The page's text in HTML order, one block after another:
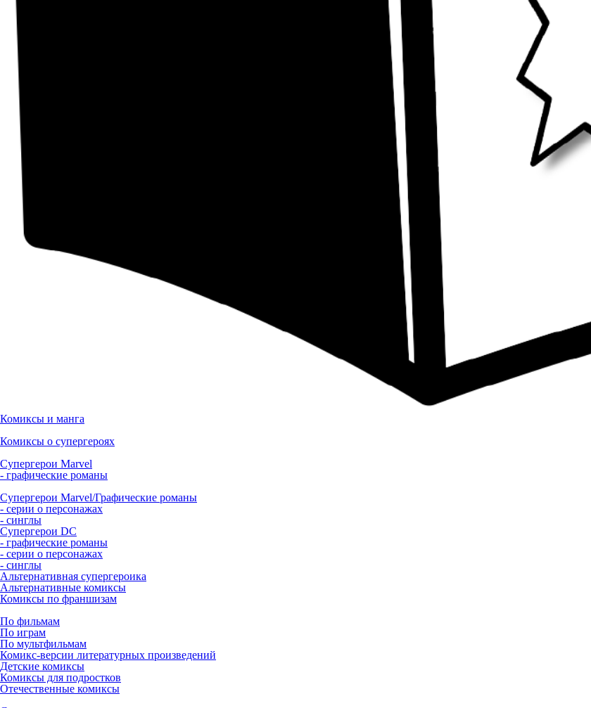
Комиксы и манга
Комиксы о супергероях
Супергерои Marvel
- графические романы
Супергерои Marvel/Графические романы
- серии о персонажах
- синглы
Супергерои DC
- графические романы
- серии о персонажах
- синглы
Альтернативная супергероика
Альтернативные комиксы
Комиксы по франшизам
По фильмам
По играм
По мультфильмам
Комикс-версии литературных произведений
Детские комиксы
Комиксы для подростков
Отечественные комиксы